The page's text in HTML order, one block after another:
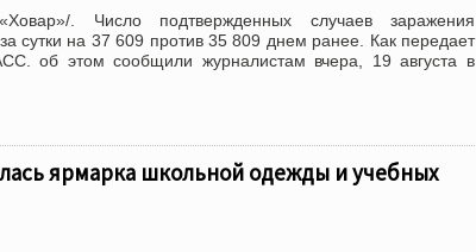
. Число подтвержденных случаев заражения
сутки на 37 609 против 35 809 днем ранее. Как передает
об этом сообщили журналистам вчера, 19 августа в
ярмарка школьной одежды и учебных